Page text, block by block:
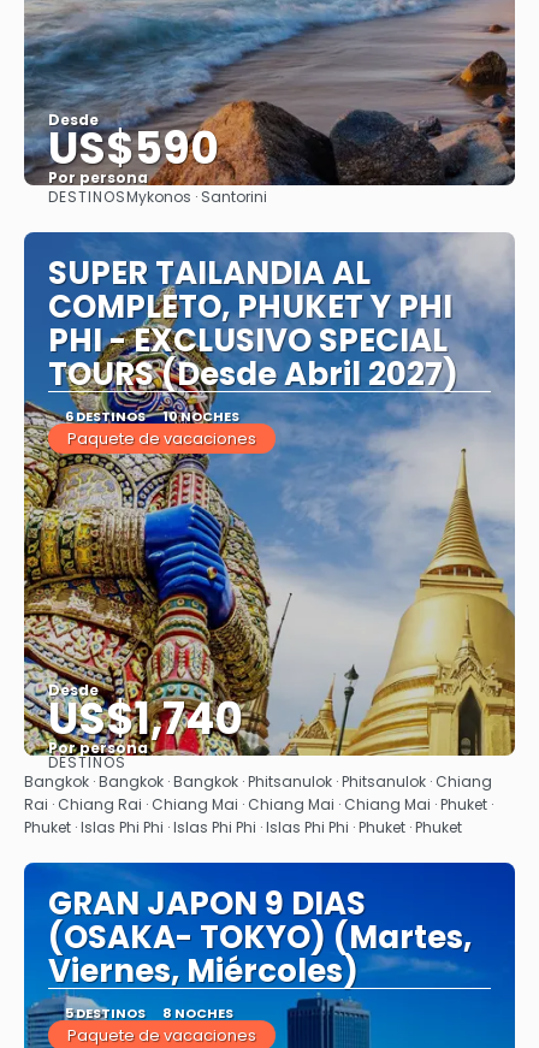
Desde
US$590
Por persona
Ver
DESTINOSMykonos · Santorini
SUPER TAILANDIA AL
COMPLETO, PHUKET Y PHI
PHI - EXCLUSIVO SPECIAL
TOURS (Desde Abril 2027)
6 DESTINOS 10 NOCHES
Paquete de vacaciones
Desde
US$1,740
Por persona
Ver
DESTINOS
Bangkok · Bangkok · Bangkok · Phitsanulok · Phitsanulok · Chiang
Rai · Chiang Rai · Chiang Mai · Chiang Mai · Chiang Mai · Phuket ·
Phuket · Islas Phi Phi · Islas Phi Phi · Islas Phi Phi · Phuket · Phuket
GRAN JAPON 9 DIAS
(OSAKA- TOKYO) (Martes,
Viernes, Miércoles)
5 DESTINOS 8 NOCHES
Paquete de vacaciones